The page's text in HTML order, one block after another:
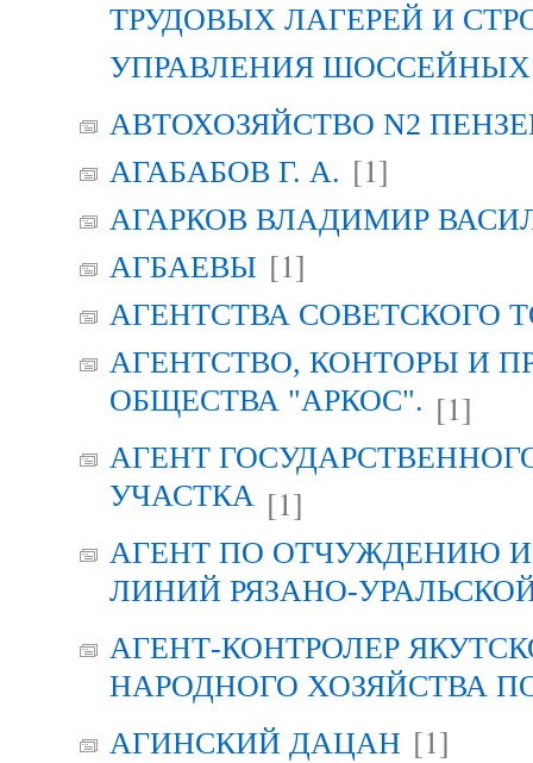
ТРУДОВЫХ ЛАГЕРЕЙ И
УПРАВЛЕНИЯ
АВТОХОЗЯЙСТВО N2
АГАБАБОВ Г. А. [1]
АГАРКОВ ВЛАДИМИР
АГБАЕВЫ [1]
АГЕНТСТВА СОВЕТСКОГО
АГЕНТСТВО, КОНТОРЫ И
ОБЩЕСТВА "АРКОС". [1]
АГЕНТ
УЧАСТКА [1]
АГЕНТ ПО ОТЧУЖДЕНИЮ
ЛИНИЙ РЯЗАНО-
АГЕНТ-КОНТРОЛЕР
НАРОДНОГО ХОЗЯЙСТВА
АГИНСКИЙ ДАЦАН [1]